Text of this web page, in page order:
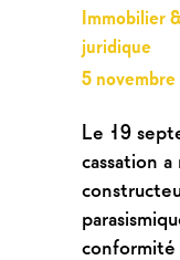
Immobilier
juridique
5
Le 19
cassation
conformité